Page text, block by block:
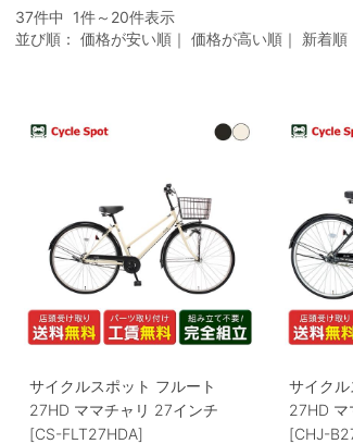
37件中 1件～20件表示
並び順：価格が安い順 ｜価格が高い順 ｜ 新着順
サイクルスポット フルート
27HD ママチャリ 27インチ
[CS-FLT27HDA]
サイク
27HD マ
[CHJ-